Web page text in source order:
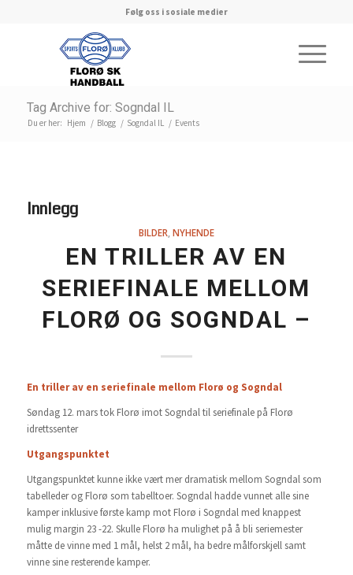
Følg oss i sosiale medier
Tag Archive for: Sogndal IL
Du er her: Hjem / Blogg / Sogndal IL / Events
Innlegg
BILDER NYHENDE
EN TRILLER AV EN
SERIEFINALE MELLOM
FLORØ OG SOGNDAL –
En triller av en seriefinale mellom Florø og Sogndal
Søndag 12. mars tok Florø imot Sogndal til seriefinale på Florø
idrettssenter
Utgangspunktet
Utgangspunktet kunne ikke vært mer dramatisk mellom Sogndal som
tabelleder og Florø som tabelltoer. Sogndal hadde vunnet alle sine
kamper inklusive første kamp mot Florø i Sogndal med knappest
mulig margin 23 -22. Skulle Florø ha mulighet på å bli seriemester
måtte de vinne med 1 mål, helst 2 mål, ha bedre målforskjell samt
vinne sine resterende kamper.